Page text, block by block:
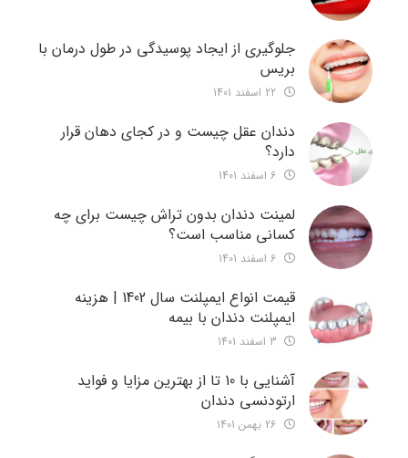
جلوگیری از ایجاد پوسیدگی در طول درمان با
بریس
دندان عقل چیست و در کجای دهان قرار
دارد؟
لمینت دندان بدون تراش چیست برای چه
کسانی مناسب است؟
قیمت انواع ایمپلنت سال 1402 | هزینه
ایمپلنت دندان با بیمه
آشنایی با 10 تا از بهترین مزایا و فواید
ارتودنسی دندان